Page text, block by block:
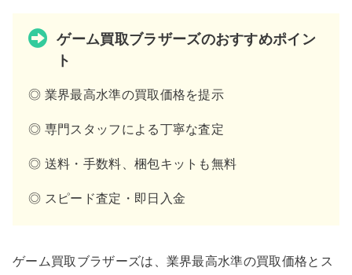
ゲーム買取ブラザーズのおすすめポイン
ト
◎ 業界最高水準の買取価格を提示
◎ 専門スタッフによる丁寧な査定
◎ 送料・手数料、梱包キットも無料
◎ スピード査定・即日入金
ゲーム買取ブラザーズは、業界最高水準の買取価格とス